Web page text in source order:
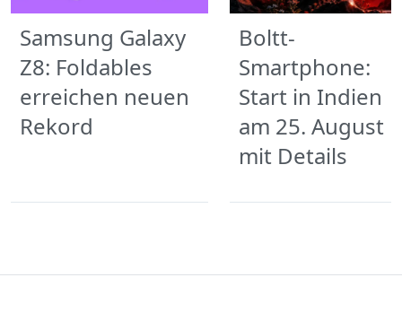
Samsung Galaxy
Z8: Foldables
erreichen neuen
Rekord
Boltt-
Smartphone:
Start in Indien
am 25. August
mit Details